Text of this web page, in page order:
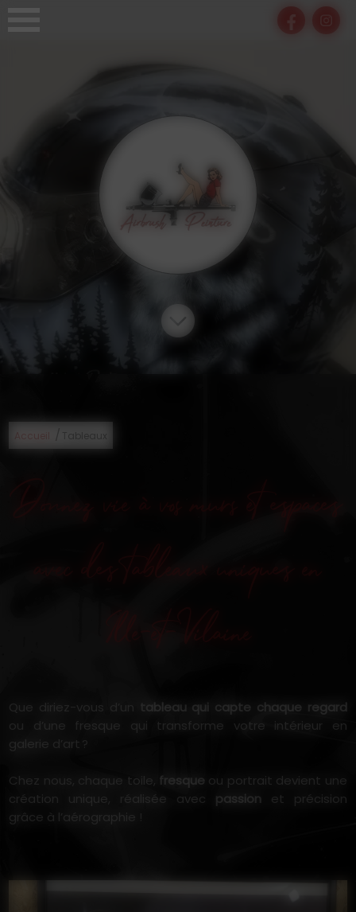
Donnez vie à vos murs et espaces
avec des tableaux uniques en
Que diriez-vous d’un
tableau qui capte chaque regard
ou d’une fresque qui transforme votre intérieur en
galerie d’art ?
Chez nous, chaque toile, fresque ou portrait devient une
création unique, réalisée avec
passion
et précision
grâce à l’aérographie !